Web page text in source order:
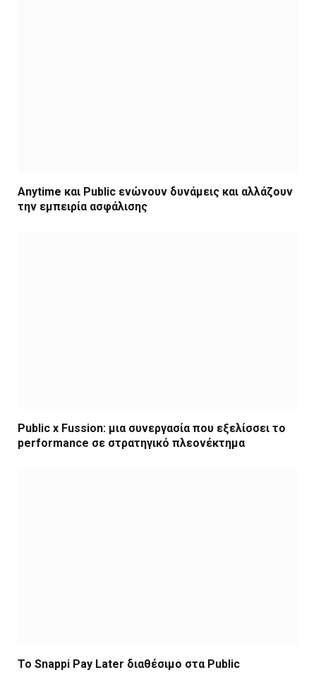
Anytime και Public ενώνουν δυνάμεις και αλλάζουν
την εμπειρία ασφάλισης
Public x Fussion: μια συνεργασία που εξελίσσει το
performance σε στρατηγικό πλεονέκτημα
Το Snappi Pay Later διαθέσιμο στα Public